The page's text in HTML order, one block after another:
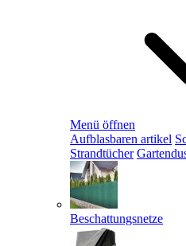
Menü öffnen
Aufblasbaren artikel
Strandtücher
Beschattungsnetze